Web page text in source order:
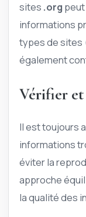
sites .org
informations
types de sites
également
Vérifier
Il est toujours
informations
éviter la
approche
la qualité des